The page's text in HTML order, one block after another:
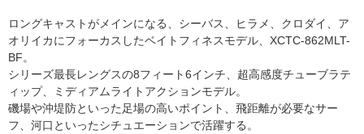
ロングキャストがメインになる、シーバス、ヒラメ、クロダイ、ア
オリイカにフォーカスしたベイトフィネスモデル、XCTC-862MLT-
BF。
シリーズ最長レングスの8フィート6インチ、超高感度チューブラテ
ィップ、ミディアムライトアクションモデル。
磯場や沖堤防といった足場の高いポイント、飛距離が必要なサー
フ、河口といったシチュエーションで活躍する。